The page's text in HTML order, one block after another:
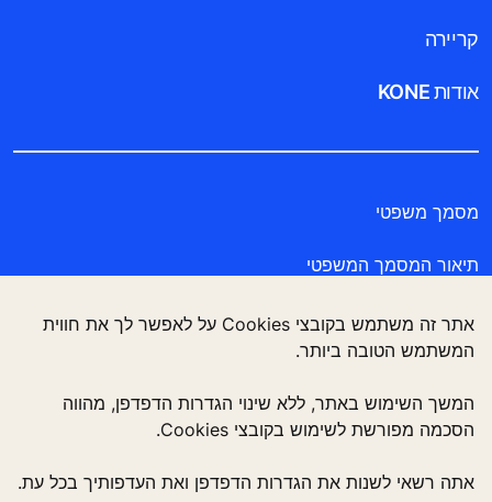
אתר זה משתמש בקובצי Cookies על לאפשר לך את חווית
המשתמש הטובה ביותר.
המשך השימוש באתר, ללא שינוי הגדרות הדפדפן, מהווה
הסכמה מפורשת לשימוש בקובצי Cookies.
אתה רשאי לשנות את הגדרות הדפדפן ואת העדפותיך בכל עת.
קריירה
אודות KONE
מסמך משפטי
תיאור המסמך המשפטי
מסמך הצהרת פרטיות
הצהרת נגישות